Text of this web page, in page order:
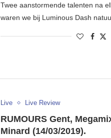
Twee aanstormende talenten na
waren we bij Luminous Dash
Live Live Review
RUMOURS Gent,
Minard (14/03/2019).